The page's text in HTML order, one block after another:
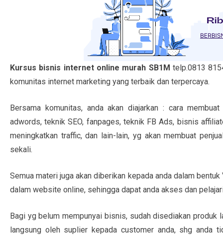
Kursus bisnis internet online murah SB1M telp.0813
komunitas internet marketing yang terbaik dan terpercaya.
Bersama komunitas, anda akan diajarkan : cara
adwords, teknik SEO, fanpages, teknik FB Ads, bisnis
meningkatkan traffic, dan lain-lain, yg akan membuat
sekali.
Semua materi juga akan diberikan kepada anda dalam
dalam website online, sehingga dapat anda akses dan
Bagi yg belum mempunyai bisnis, sudah disediakan
langsung oleh suplier kepada customer anda, shg anda